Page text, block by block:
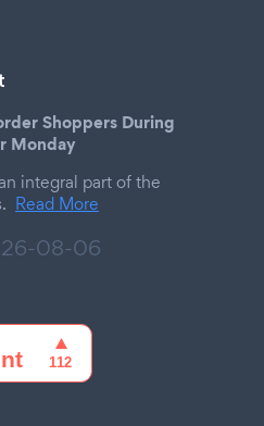
Shoppers During
Monday
integral part of the
Read More
08-06